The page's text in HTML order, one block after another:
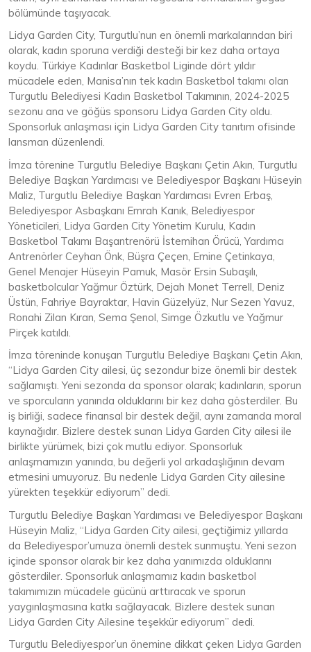
bölümünde taşıyacak.
Lidya Garden City, Turgutlu’nun en önemli markalarından biri
olarak, kadın sporuna verdiği desteği bir kez daha ortaya
koydu. Türkiye Kadınlar Basketbol Liginde dört yıldır
mücadele eden, Manisa’nın tek kadın Basketbol takımı olan
Turgutlu Belediyesi Kadın Basketbol Takımının, 2024-2025
sezonu ana ve göğüs sponsoru Lidya Garden City oldu.
Sponsorluk anlaşması için Lidya Garden City tanıtım ofisinde
lansman düzenlendi.
İmza törenine Turgutlu Belediye Başkanı Çetin Akın, Turgutlu
Belediye Başkan Yardımcısı ve Belediyespor Başkanı Hüseyin
Maliz, Turgutlu Belediye Başkan Yardımcısı Evren Erbaş,
Belediyespor Asbaşkanı Emrah Kanık, Belediyespor
Yöneticileri, Lidya Garden City Yönetim Kurulu, Kadın
Basketbol Takımı Başantrenörü İstemihan Örücü, Yardımcı
Antrenörler Ceyhan Önk, Büşra Çeçen, Emine Çetinkaya,
Genel Menajer Hüseyin Pamuk, Masör Ersin Subaşılı,
basketbolcular Yağmur Öztürk, Dejah Monet Terrell, Deniz
Üstün, Fahriye Bayraktar, Havin Güzelyüz, Nur Sezen Yavuz,
Ronahi Zilan Kıran, Sema Şenol, Simge Özkutlu ve Yağmur
Pirçek katıldı.
İmza töreninde konuşan Turgutlu Belediye Başkanı Çetin Akın,
“Lidya Garden City ailesi, üç sezondur bize önemli bir destek
sağlamıştı. Yeni sezonda da sponsor olarak; kadınların, sporun
ve sporcuların yanında olduklarını bir kez daha gösterdiler. Bu
iş birliği, sadece finansal bir destek değil, aynı zamanda moral
kaynağıdır. Bizlere destek sunan Lidya Garden City ailesi ile
birlikte yürümek, bizi çok mutlu ediyor. Sponsorluk
anlaşmamızın yanında, bu değerli yol arkadaşlığının devam
etmesini umuyoruz. Bu nedenle Lidya Garden City ailesine
yürekten teşekkür ediyorum” dedi.
Turgutlu Belediye Başkan Yardımcısı ve Belediyespor Başkanı
Hüseyin Maliz, “Lidya Garden City ailesi, geçtiğimiz yıllarda
da Belediyespor’umuza önemli destek sunmuştu. Yeni sezon
içinde sponsor olarak bir kez daha yanımızda olduklarını
gösterdiler. Sponsorluk anlaşmamız kadın basketbol
takımımızın mücadele gücünü arttıracak ve sporun
yaygınlaşmasına katkı sağlayacak. Bizlere destek sunan
Lidya Garden City Ailesine teşekkür ediyorum” dedi.
Turgutlu Belediyespor’un önemine dikkat çeken Lidya Garden